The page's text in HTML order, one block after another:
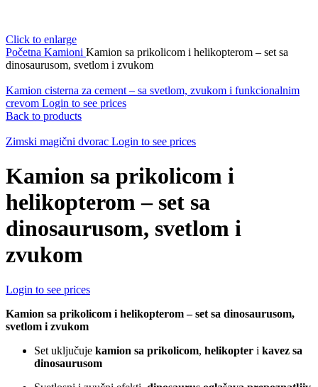
Click to enlarge
Početna Kamioni Kamion sa prikolicom i helikopterom – set sa
dinosaurusom, svetlom i zvukom
Kamion cisterna za cement – sa svetlom, zvukom i funkcionalnim
crevom Login to see prices
Back to products
Zimski magični dvorac Login to see prices
Kamion sa prikolicom i
helikopterom – set sa
dinosaurusom, svetlom i
zvukom
Login to see prices
Kamion sa prikolicom i helikopterom – set sa dinosaurusom,
svetlom i zvukom
Set uključuje kamion sa prikolicom, helikopter i kavez sa
dinosaurusom